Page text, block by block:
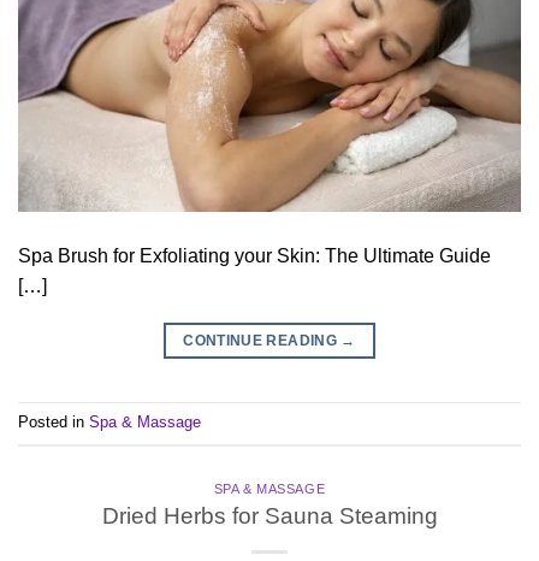
Spa Brush for Exfoliating your Skin: The Ultimate Guide
[…]
CONTINUE READING →
Posted in Spa & Massage
SPA & MASSAGE
Dried Herbs for Sauna Steaming